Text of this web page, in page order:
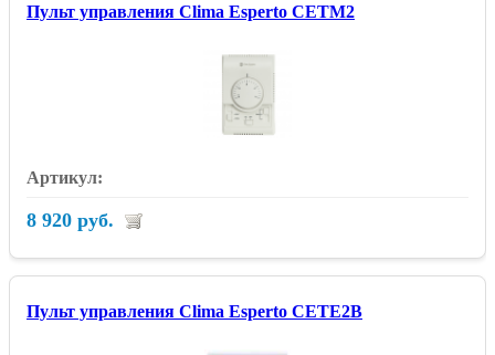
Пульт управления Clima Esperto CETM2
8 920 руб.
Пульт управления Clima Esperto CETE2B